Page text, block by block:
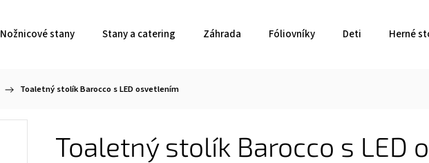
Nožnicové stany Stany a catering Záhrada Fóliovníky Deti Herné
/ Toaletný stolík Barocco s LED osvetlením
Toaletný stolík Barocco s LED